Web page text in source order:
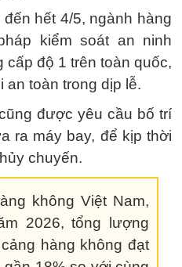
hết 4/5, ngành hàng
kiểm soát an ninh
cấp độ 1 trên toàn quốc,
an toàn trong dịp lễ.
được yêu cầu bố trí
ra máy bay, để kịp thời
chuyến.
không Việt Nam,
2026, tổng lượng
hàng không đạt